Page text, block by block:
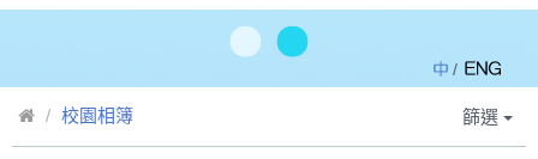
/
校園相簿 篩選